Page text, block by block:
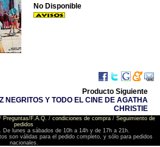
No Disponible
Producto Siguiente
NEGRITOS Y TODO EL CINE DE AGATHA
CHRISTIE
Preguntas/F.A.Q. / condiciones de compra/ Seguimiento de
pedidos
De lunes a sábados de 10h a 14h y de 17h a 21h.
son válidas para el pedido completo, y sólo para pedidos
nacionales.